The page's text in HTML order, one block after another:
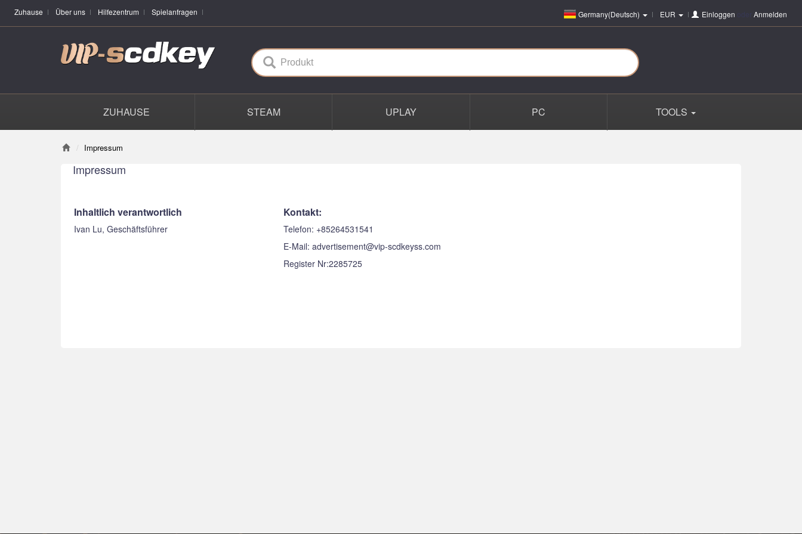
Zuhause Über uns Hilfezentrum Spielanfragen Germany(Deutsch) EUR Einloggen oder Anmelden
ZUHAUSE STEAM UPLAY PC TOOLS
Impressum
Impressum
Inhaltlich verantwortlich
Ivan Lu, Geschäftsführer
Kontakt:
Telefon: +85264531541
E-Mail: advertisement@vip-scdkeyss.com
Register Nr:2285725